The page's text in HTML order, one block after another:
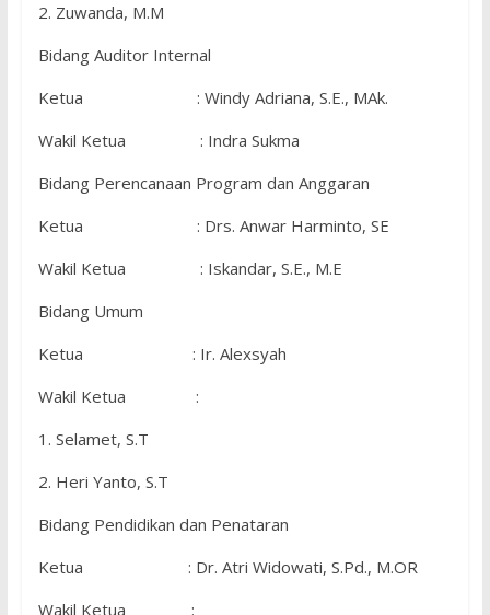
2. Zuwanda, M.M
Bidang Auditor Internal
Ketua : Windy Adriana, S.E., MAk.
Wakil Ketua : Indra Sukma
Bidang Perencanaan Program dan Anggaran
Ketua : Drs. Anwar Harminto, SE
Wakil Ketua : Iskandar, S.E., M.E
Bidang Umum
Ketua : Ir. Alexsyah
Wakil Ketua :
1. Selamet, S.T
2. Heri Yanto, S.T
Bidang Pendidikan dan Penataran
Ketua : Dr. Atri Widowati, S.Pd., M.OR
Wakil Ketua :